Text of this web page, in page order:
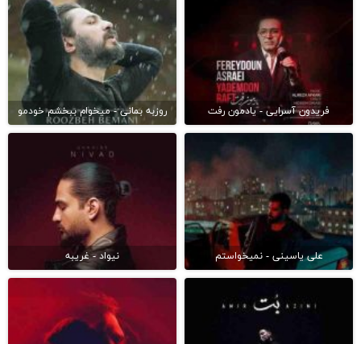
فریدون آسرایی - یادمون رفت روزبه بمانی - میخوام ببخشم خودمو
علی یاسینی - نمیخواستم نیواد - غریبه